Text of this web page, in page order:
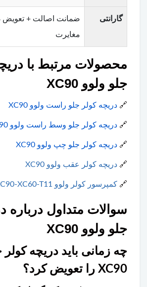
گارانتی
ضمانت اصالت +
مغایرت
محصولات مرتبط با
جلو ولوو XC90
🔗 دریچه کولر جلو راست ولوو XC90
🔗 دریچه کولر جلو وسط راست ولوو XC90
🔗 دریچه کولر جلو چپ ولوو XC90
🔗 دریچه کولر عقب ولوو XC90
🔗 کمپرسور کولر ولوو XC90-XC60-T11
سوالات متداول درباره
جلو ولوو XC90
چه زمانی باید دریچه کولر
XC90 را تعویض کرد؟